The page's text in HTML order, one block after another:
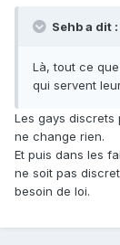
Sehb a dit :
Là, tout ce
qui servent
Les gays
ne change rien.
Et puis dans les
ne soit pas
besoin de loi.